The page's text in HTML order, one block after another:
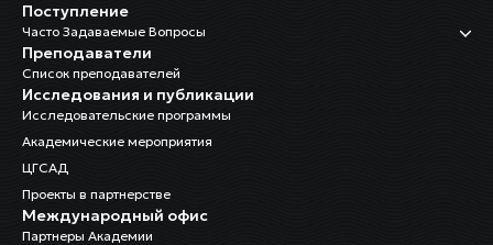
Поступление
Часто Задаваемые Вопросы
Преподаватели
Список преподавателей
Исследования и публикации
Исследовательские программы
Академические мероприятия
ЦГСАД
Проекты в партнерстве
Международный офис
Партнеры Академии